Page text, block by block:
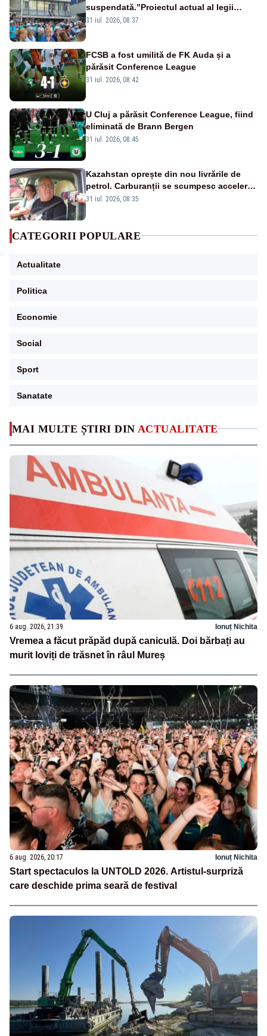
MAI MULTE ȘTIRI DIN ACTUALITATE
6 aug. 2026, 21:39 Ionuț Nichita
Vremea a făcut prăpăd după caniculă. Doi bărbați au
murit loviți de trăsnet în râul Mureș
6 aug. 2026, 20:17 Ionuț Nichita
Start spectaculos la UNTOLD 2026. Artistul-surpriză
care deschide prima seară de festival
suspendată.”Proiectul actual al legii
salarizării nu mai există pentru noi”
31 iul. 2026, 08:37
FCSB a fost umilită de FK Auda și a
părăsit Conference League
31 iul. 2026, 08:42
U Cluj a părăsit Conference League, fiind
eliminată de Brann Bergen
31 iul. 2026, 08:45
Kazahstan oprește din nou livrările de
petrol. Carburanții se scumpesc accelerat,
iar românii plătesc nota de plată
31 iul. 2026, 08:35
CATEGORII POPULARE
Actualitate
Politica
Economie
Social
Sport
Sanatate